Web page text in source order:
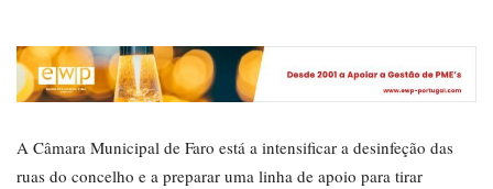
A Câmara Municipal de Faro está a intensificar a desinfeção das
ruas do concelho e a preparar uma linha de apoio para tirar